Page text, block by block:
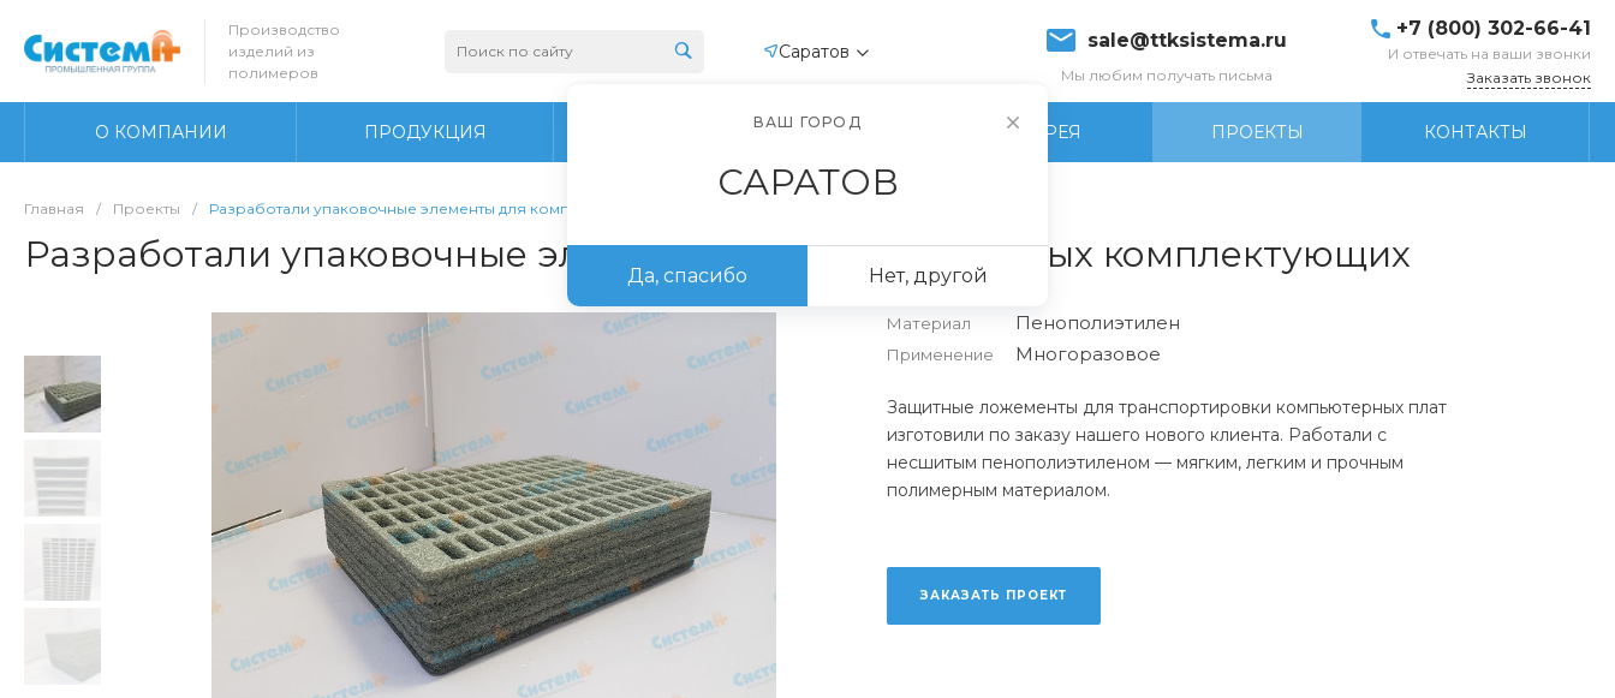
Производство
изделий из
полимеров
Саратов sale@ttksistema.ru
Мы любим получать письма
+7 (800) 302-66-41
И отвечать на ваши звонки
Заказать звонок
О КОМПАНИИ ПРОДУКЦИЯ ПРОИЗВОДСТВО ФОТОГАЛЕРЕЯ ПРОЕКТЫ КОНТАКТЫ
Главная / Проекты / Разработали упаковочные элементы для компьютерных комплектующих
Разработали упаковочные элементы для компьютерных комплектующих
Материал
Применение
Пенополиэтилен
Многоразовое
Защитные ложементы для транспортировки компьютерных плат
изготовили по заказу нашего нового клиента. Работали с
несшитым пенополиэтиленом — мягким, легким и прочным
полимерным материалом.
ЗАКАЗАТЬ ПРОЕКТ
ВАШ ГОРОД
САРАТОВ
Да, спасибо Нет, другой